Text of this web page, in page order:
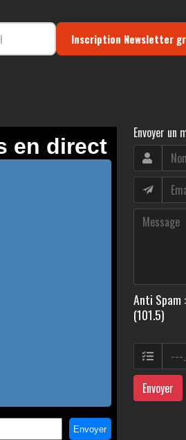
Inscription Newsletter
Envoyer un
Anti Spam
(101.5)
Envoyer